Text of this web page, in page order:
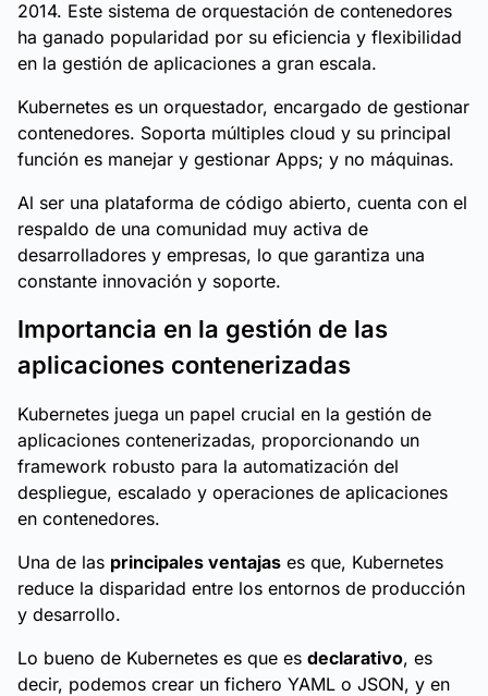
2014. Este sistema de orquestación de contenedores
ha ganado popularidad por su eficiencia y flexibilidad
en la gestión de aplicaciones a gran escala.
Kubernetes es un orquestador, encargado de gestionar
contenedores. Soporta múltiples cloud y su principal
función es manejar y gestionar Apps; y no máquinas.
Al ser una plataforma de código abierto, cuenta con el
respaldo de una comunidad muy activa de
desarrolladores y empresas, lo que garantiza una
constante innovación y soporte.
Importancia en la gestión de las
aplicaciones contenerizadas
Kubernetes juega un papel crucial en la gestión de
aplicaciones contenerizadas, proporcionando un
framework robusto para la automatización del
despliegue, escalado y operaciones de aplicaciones
en contenedores.
Una de las principales ventajas es que, Kubernetes
reduce la disparidad entre los entornos de producción
y desarrollo.
Lo bueno de Kubernetes es que es declarativo, es
decir, podemos crear un fichero YAML o JSON, y en